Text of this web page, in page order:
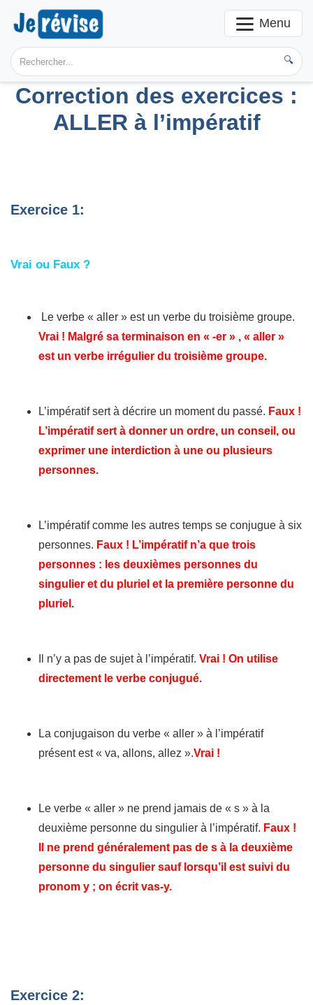
Menu
🔍
Correction des exercices :
ALLER à l’impératif
Exercice 1:
Vrai ou Faux ?
Le verbe « aller » est un verbe du troisième groupe.
Vrai ! Malgré sa terminaison en « -er » , « aller »
est un verbe irrégulier du troisième groupe.
L’impératif sert à décrire un moment du passé. Faux !
L’impératif sert à donner un ordre, un conseil, ou
exprimer une interdiction à une ou plusieurs
personnes.
L’impératif comme les autres temps se conjugue à six
personnes. Faux ! L’impératif n’a que trois
personnes : les deuxièmes personnes du
singulier et du pluriel et la première personne du
pluriel.
Il n’y a pas de sujet à l’impératif. Vrai ! On utilise
directement le verbe conjugué.
La conjugaison du verbe « aller » à l’impératif
présent est « va, allons, allez ».Vrai !
Le verbe « aller » ne prend jamais de « s » à la
deuxième personne du singulier à l’impératif. Faux !
Il ne prend généralement pas de s à la deuxième
personne du singulier sauf lorsqu’il est suivi du
pronom y ; on écrit vas-y.
Exercice 2: